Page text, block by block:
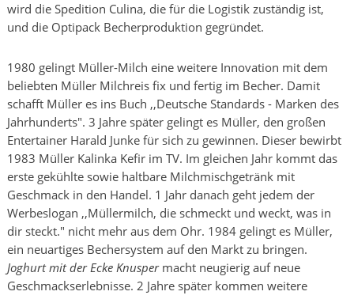
wird die Spedition Culina, die für die Logistik zuständig ist,
und die Optipack Becherproduktion gegründet.
1980 gelingt Müller-Milch eine weitere Innovation mit dem
beliebten Müller Milchreis fix und fertig im Becher. Damit
schafft Müller es ins Buch ,,Deutsche Standards - Marken des
Jahrhunderts". 3 Jahre später gelingt es Müller, den großen
Entertainer Harald Junke für sich zu gewinnen. Dieser bewirbt
1983 Müller Kalinka Kefir im TV. Im gleichen Jahr kommt das
erste gekühlte sowie haltbare Milchmischgetränk mit
Geschmack in den Handel. 1 Jahr danach geht jedem der
Werbeslogan ,,Müllermilch, die schmeckt und weckt, was in
dir steckt." nicht mehr aus dem Ohr. 1984 gelingt es Müller,
ein neuartiges Bechersystem auf den Markt zu bringen.
Joghurt mit der Ecke Knuspermacht neugierig auf neue
Geschmackserlebnisse. 2 Jahre später kommen weitere